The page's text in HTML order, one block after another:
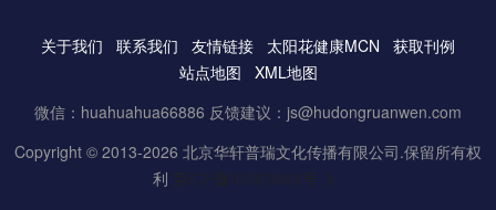
关于我们 联系我们 友情链接 太阳花健康MCN
获取刊例
站点地图
XML地图
微信：huahuahua66886 反馈建议：js@hudongruanwen.com
Copyright © 2013-2026 北京华轩普瑞文化传播有限公司.保留所有权
利 京ICP备16061888号-3